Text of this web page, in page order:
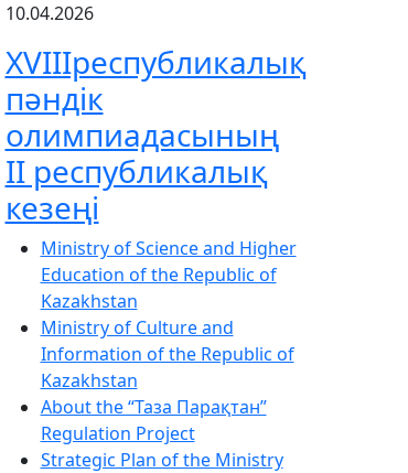
10.04.2026
XVIIIреспубликалық
пәндік
олимпиадасының
ІІ республикалық
кезеңі
Ministry of Science and Higher
Education of the Republic of
Kazakhstan
Ministry of Culture and
Information of the Republic of
Kazakhstan
About the “Таза Парақтан”
Regulation Project
Strategic Plan of the Ministry